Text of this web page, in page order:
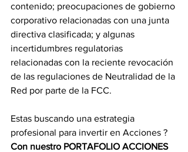
contenido; preocupaciones de gobierno
corporativo relacionadas con una junta
directiva clasificada; y algunas
incertidumbres regulatorias
relacionadas con la reciente revocación
de las regulaciones de Neutralidad de la
Red por parte de la FCC.
Estas buscando una estrategia
profesional para invertir en Acciones ?
Con nuestro PORTAFOLIO ACCIONES